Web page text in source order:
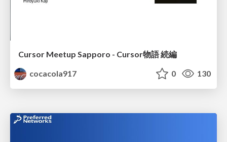
Cursor Meetup Sapporo - Cursor物語 続編
cocacola917
0 130